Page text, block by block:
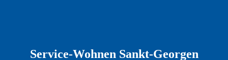
Service-Wohnen Sankt-Georgen